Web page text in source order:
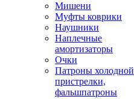
Мишени
Муфты коврики
Наушники
Наплечные
амортизаторы
Очки
Патроны холодной
пристрелки,
фальшпатроны